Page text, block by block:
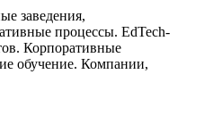
заведения,
процессы. EdTech-
Корпоративные
обучение. Компании,